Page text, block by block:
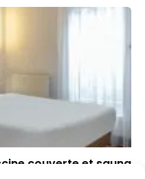
couverte et sauna